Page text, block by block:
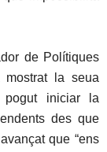
de Polítiques
la seua
pogut iniciar la
des que
que “ens